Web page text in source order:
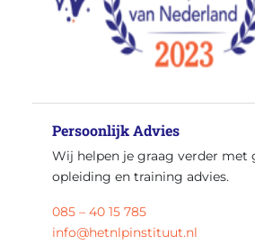
Persoonlijk Advies
Wij helpen je graag verder met
opleiding en training advies.
085 – 40 15 785
info@hetnlpinstituut.nl